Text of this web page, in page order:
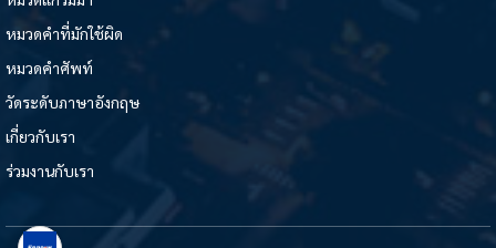
หมวดคำที่มักใช้ผิด
หมวดคำศัพท์
วัดระดับภาษาอังกฤษ
เกี่ยวกับเรา
ร่วมงานกับเรา